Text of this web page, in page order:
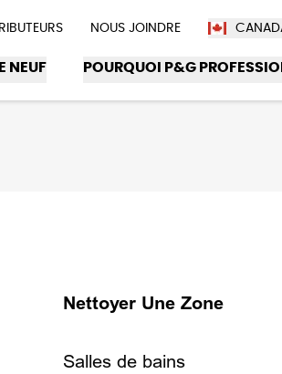
NOUS JOINDRE
NEUF POURQUOI P&G
Nettoyer Une Zone
Salles de bains